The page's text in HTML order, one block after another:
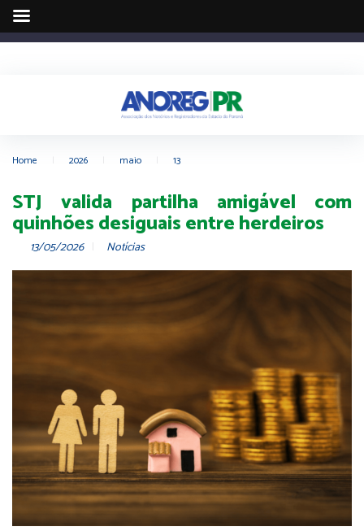
Home 2026 maio 13
STJ valida partilha amigável com
quinhões desiguais entre herdeiros
13/05/2026 Notícias